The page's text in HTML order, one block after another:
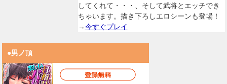
してくれて・・・、そして武将とエッチでき
ちゃいます。描き下ろしエロシーンも登場！
→今すぐプレイ
●男ノ頂